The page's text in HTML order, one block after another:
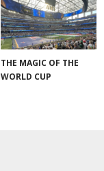
THE MAGIC OF THE
WORLD CUP